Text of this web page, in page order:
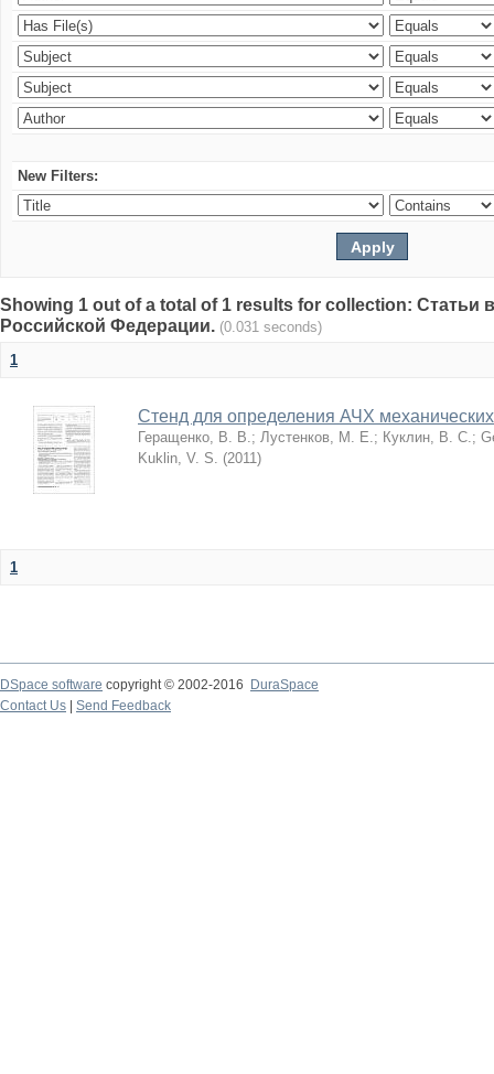
New Filters:
Showing 1 out of a total of 1 results for collection: Статьи
Российской Федерации. (0.031 seconds)
1
Стенд для определения АЧХ
Геращенко, В. В.; Лустенков, М. Е.; Куклин, В. С.;
Kuklin, V. S. (2011)
1
DSpace software copyright © 2002-2016
DuraSpace
Contact Us
Send Feedback